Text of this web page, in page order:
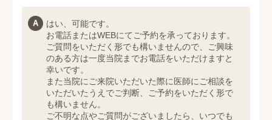
はい、可能です。
お電話またはWEBにてご予約を承っております。
ご質問をいただく形でも構いませんので、ご興味
のある方は一度当院までお電話をいただけますと
幸いです。
また当院にご来院いただいた際に医師にご相談を
いただいたうえでご判断、ご予約をいただく形で
も構いません。
ご不明な点やご質問がございましたら、いつでも